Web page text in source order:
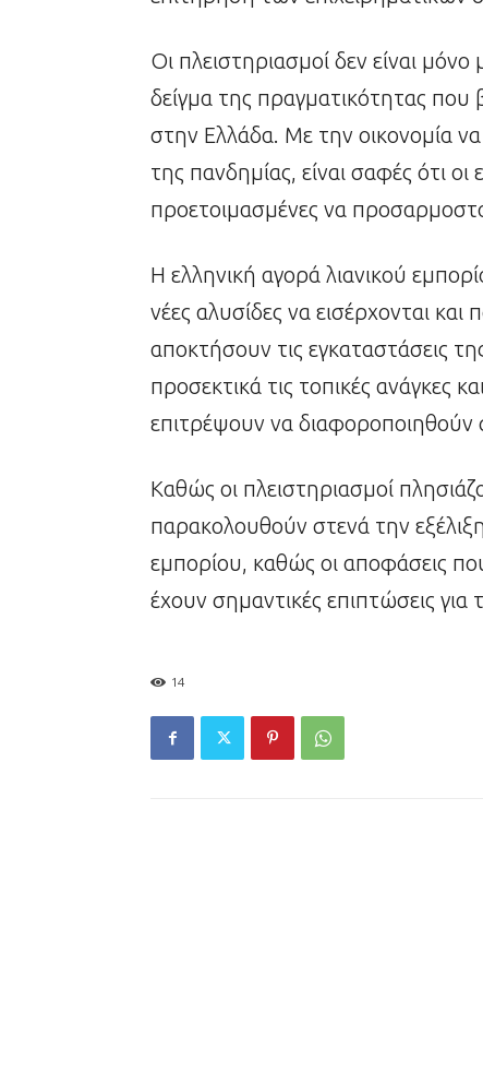
Οι πλειστηριασμοί δεν είναι μόνο
δείγμα της πραγματικότητας που
στην Ελλάδα. Με την οικονομία
της πανδημίας, είναι σαφές ότι οι
προετοιμασμένες να
Η ελληνική αγορά λιανικού
νέες αλυσίδες να εισέρχονται
αποκτήσουν τις εγκαταστάσεις
προσεκτικά τις τοπικές ανάγκες
επιτρέψουν να διαφοροποιηθούν
Καθώς οι πλειστηριασμοί
παρακολουθούν στενά την
εμπορίου, καθώς οι αποφάσεις
έχουν σημαντικές επιπτώσεις για
14